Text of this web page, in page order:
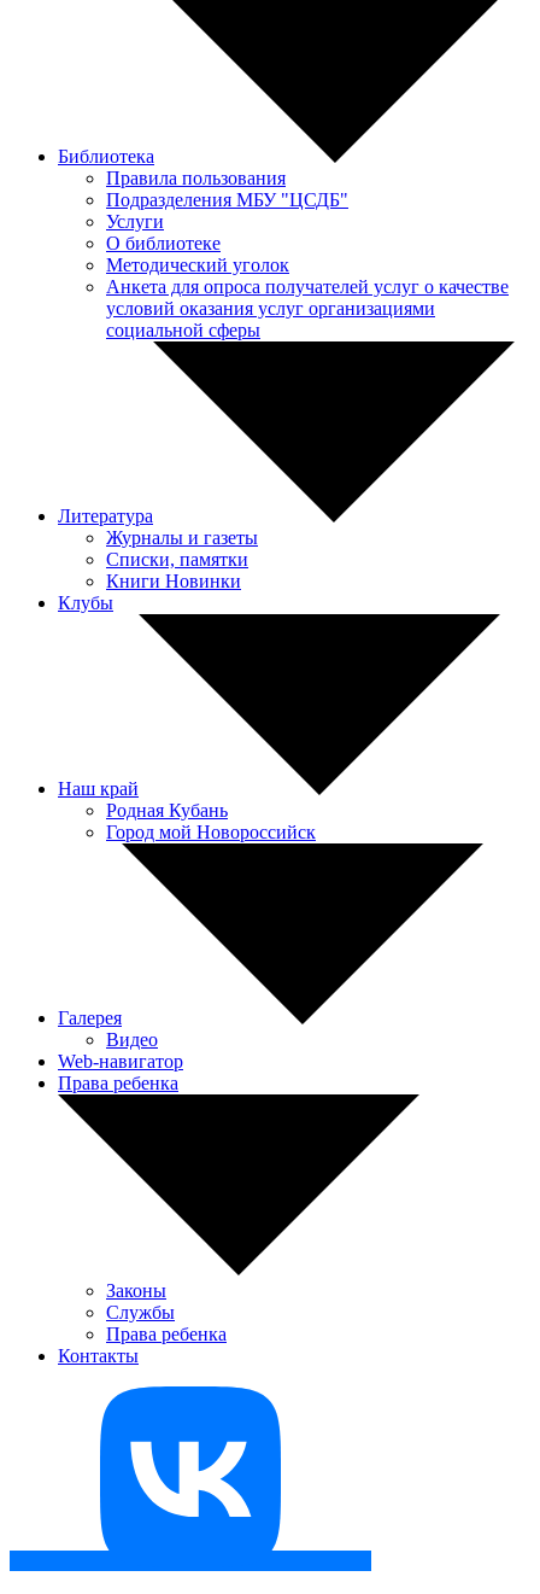
Библиотека
Правила пользования
Подразделения МБУ "ЦСДБ"
Услуги
О библиотеке
Методический уголок
Анкета для опроса получателей услуг о качестве
условий оказания услуг организациями
социальной сферы
Литература
Журналы и газеты
Списки, памятки
Книги Новинки
Клубы
Наш край
Родная Кубань
Город мой Новороссийск
Галерея
Видео
Web-навигатор
Права ребенка
Законы
Службы
Права ребенка
Контакты